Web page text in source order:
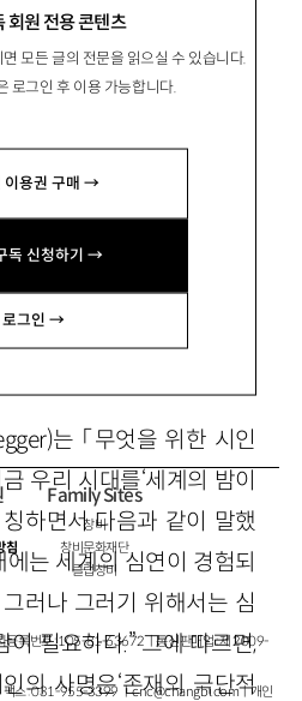
회원 전용 콘텐츠
면 모든 글의 전문을 읽으실 수 있습니다.
로그인 후 이용 가능합니다.
이용권 구매 →
독 신청하기 →
로그인 →
론으로 「2007년을 마감했
는 「무엇을 위한 시인
우리 시대를‘세계의 밤이
하면서 다음과 같이 말했
는 세계의 심연이 경험되
러나 그러기 위해서는 심
필요하다.” 그에 따르면,
의 사명은‘존재의 극단적
침
Family Sites
창비
창비문화재단
클럽창비
등록번호 : 105-81-63672ㅣ통신판매업 : 제 2009-
팩스 : 031-955-3399 ㅣcnc@changbi.comㅣ개인